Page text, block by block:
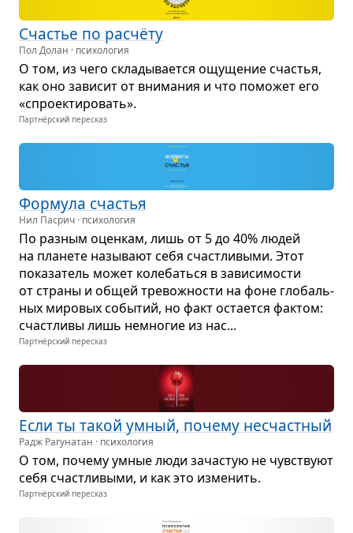
Сча­стье по рас­чёту
Пол Долан · психология
О том, из чего скла­ды­ва­ется ощу­ще­ние сча­стья,
как оно зави­сит от вни­ма­ния и что помо­жет его
«спро­ек­ти­ро­вать».
Партнёрский пересказ
Фор­мула сча­стья
Нил Пасрич · психология
По раз­ным оцен­кам, лишь от 5 до 40% людей
на пла­нете назы­вают себя счаст­ли­выми. Этот
пока­за­тель может коле­баться в зави­си­мо­сти
от страны и общей тре­вож­но­сти на фоне гло­баль­
ных миро­вых собы­тий, но факт оста­ется фак­том:
счаст­ливы лишь немно­гие из нас...
Партнёрский пересказ
Если ты такой умный, почему несчаст­ный
Радж Рагунатан · психология
О том, почему умные люди зача­стую не чув­ствуют
себя счаст­ли­выми, и как это изме­нить.
Партнёрский пересказ